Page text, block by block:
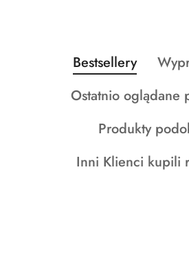
Pomiń karuzelę produktów
Produkty
o
statusie:
Bestsellery
Produkty
statusie:
Ostatnio oglądane
Produkty
statusie:
Produkty
Produkty
Inni Klienci kupili